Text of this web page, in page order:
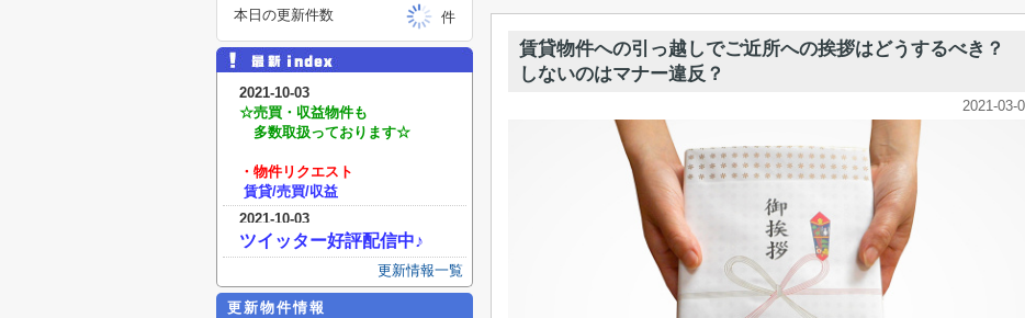
賃貸物件への引っ越しでご近所への挨拶はどうするべき？
しないのはマナー違反？
2021-03-
本日の更新件数
件
2021-10-03
☆売買・収益物件も
多数取扱っております☆
・物件リクエスト
賃貸/売買/収益
2021-10-03
ツイッター好評配信中♪
更新情報一覧
更新物件情報